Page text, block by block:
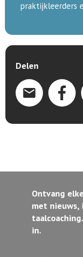
praktijkleerders
Delen
Ontvang
met
in.